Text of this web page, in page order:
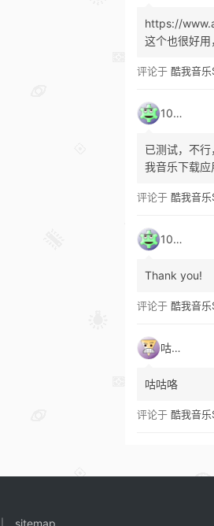
https://
这个也很好用
评论于 酷我音乐SVIP
1035
已测试，不
我音乐下载应
评论于 酷我音乐SVIP
1035
Thank you!
评论于 酷我音乐SVIP
咕咕咯
咕咕咯
评论于 酷我音乐SVIP
sitemap